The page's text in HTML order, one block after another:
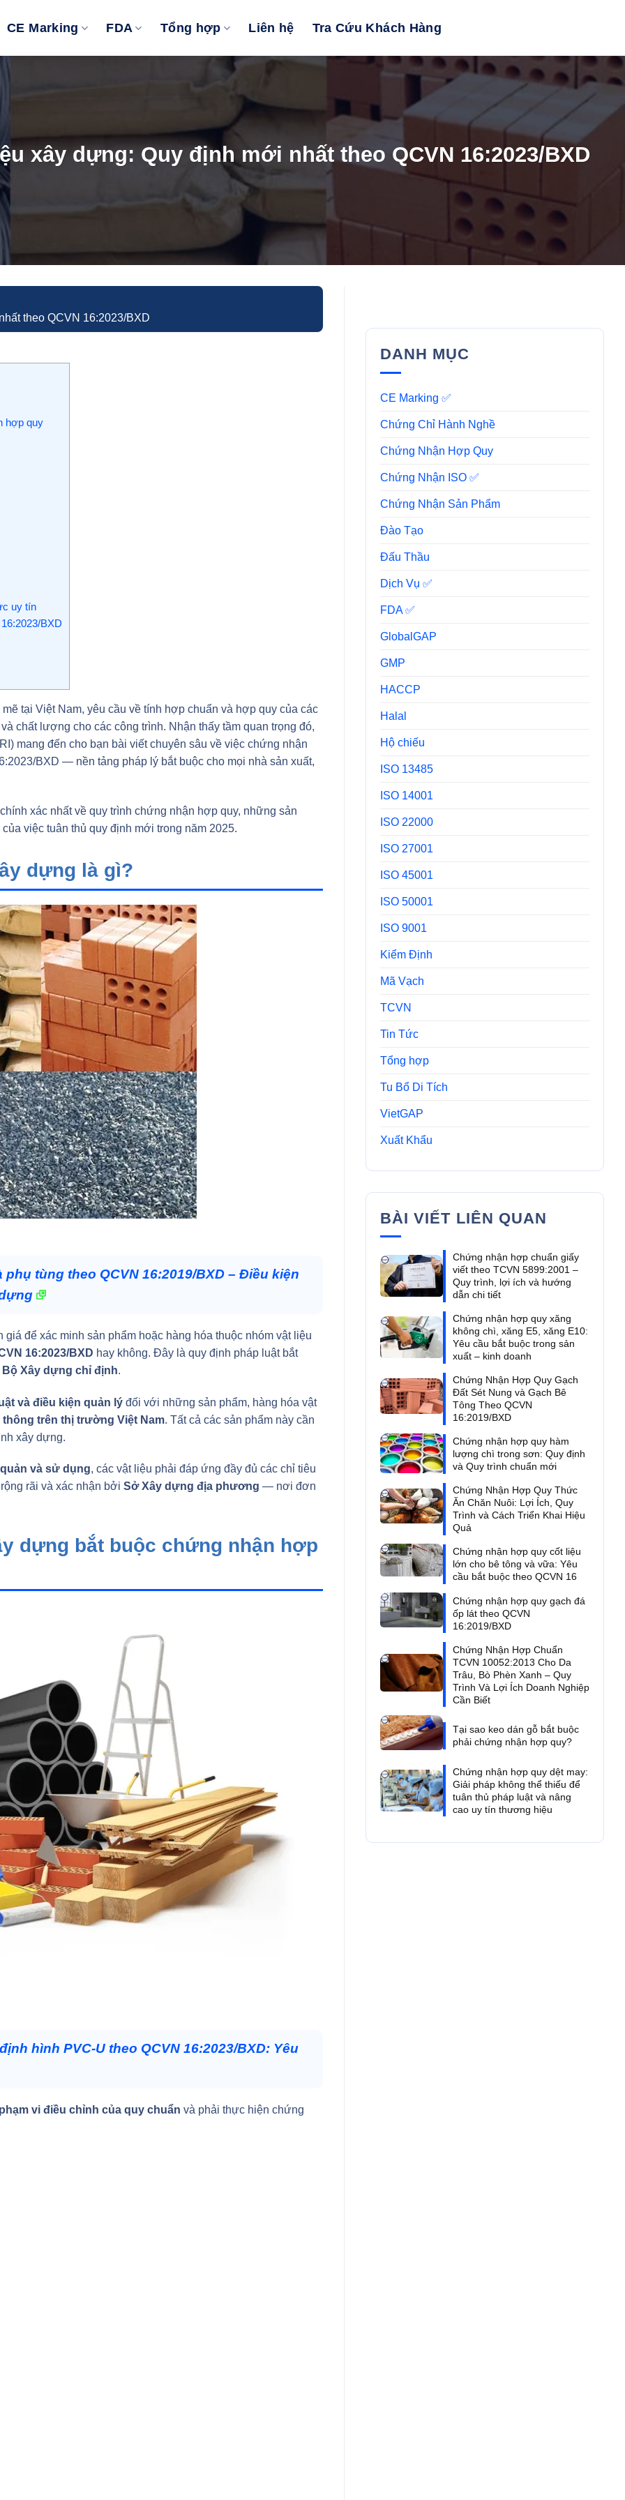
CE Marking FDA Tổng hợp Liên hệ Tra Cứu Khách Hàng
xây dựng: Quy định mới nhất theo QCVN 16:2023/BXD
theo QCVN 16:2023/BXD
hợp quy
uy tín
BXD
tại Việt Nam, yêu cầu về tính hợp chuẩn và hợp quy của các
chất lượng cho các công trình. Nhận thấy tầm quan trọng đó,
mang đến cho bạn bài viết chuyên sâu về việc chứng nhận
BXD — nền tảng pháp lý bắt buộc cho mọi nhà sản xuất,
xác nhất về quy trình chứng nhận hợp quy, những sản
việc tuân thủ quy định mới trong năm 2025.
dựng là gì?
tùng theo QCVN 16:2019/BXD – Điều kiện
giá để xác minh sản phẩm hoặc hàng hóa thuộc nhóm vật liệu
16:2023/BXD hay không. Đây là quy định pháp luật bắt
Xây dựng chỉ định.
và điều kiện quản lý đối với những sản phẩm, hàng hóa vật
trên thị trường Việt Nam. Tất cả các sản phẩm này cần
xây dựng.
và sử dụng, các vật liệu phải đáp ứng đầy đủ các chỉ tiêu
rãi và xác nhận bởi Sở Xây dựng địa phương — nơi đơn
dựng bắt buộc chứng nhận hợp
hình PVC-U theo QCVN 16:2023/BXD: Yêu
vi điều chỉnh của quy chuẩn và phải thực hiện chứng
DANH MỤC
CE Marking ✅
Chứng Chỉ Hành Nghề
Chứng Nhận Hợp Quy
Chứng Nhận ISO ✅
Chứng Nhận Sản Phẩm
Đào Tạo
Đấu Thầu
Dịch Vụ ✅
FDA ✅
GlobalGAP
GMP
HACCP
Halal
Hộ chiếu
ISO 13485
ISO 14001
ISO 22000
ISO 27001
ISO 45001
ISO 50001
ISO 9001
Kiểm Định
Mã Vạch
TCVN
Tin Tức
Tổng hợp
Tu Bổ Di Tích
VietGAP
Xuất Khẩu
BÀI VIẾT LIÊN QUAN
Chứng nhận hợp chuẩn giấy
viết theo TCVN 5899:2001 –
Quy trình, lợi ích và hướng
dẫn chi tiết
Chứng nhận hợp quy xăng
không chì, xăng E5, xăng E10:
Yêu cầu bắt buộc trong sản
xuất – kinh doanh
Chứng Nhận Hợp Quy Gạch
Đất Sét Nung và Gạch Bê
Tông Theo QCVN
16:2019/BXD
Chứng nhận hợp quy hàm
lượng chì trong sơn: Quy định
và Quy trình chuẩn mới
Chứng Nhận Hợp Quy Thức
Ăn Chăn Nuôi: Lợi Ích, Quy
Trình và Cách Triển Khai Hiệu
Quả
Chứng nhận hợp quy cốt liệu
lớn cho bê tông và vữa: Yêu
cầu bắt buộc theo QCVN 16
Chứng nhận hợp quy gạch đá
ốp lát theo QCVN
16:2019/BXD
Chứng Nhận Hợp Chuẩn
TCVN 10052:2013 Cho Da
Trâu, Bò Phèn Xanh – Quy
Trình Và Lợi Ích Doanh Nghiệp
Cần Biết
Tại sao keo dán gỗ bắt buộc
phải chứng nhận hợp quy?
Chứng nhận hợp quy dệt may:
Giải pháp không thể thiếu để
tuân thủ pháp luật và nâng
cao uy tín thương hiệu